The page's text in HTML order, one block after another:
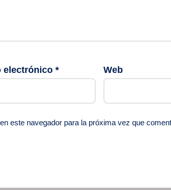
electrónico * Web
este navegador para la próxima vez que